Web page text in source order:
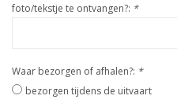
foto/tekstje te ontvangen?: *
Waar bezorgen of afhalen?: *
bezorgen tijdens de uitvaart